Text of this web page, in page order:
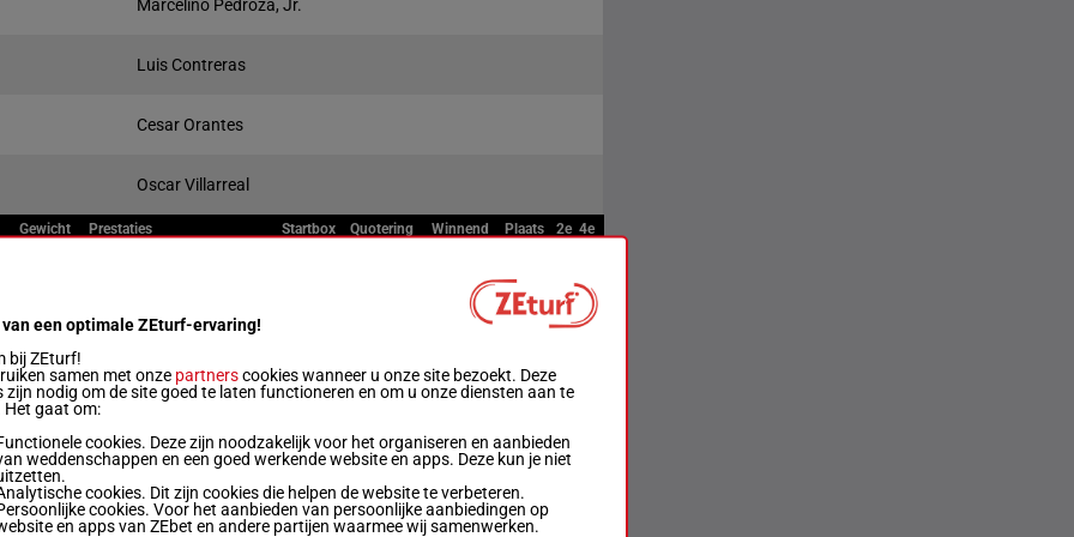
Marcelino Pedroza, Jr.
Luis Contreras
Cesar Orantes
Oscar Villarreal
Gewicht Prestaties Startbox Quotering Winnend Plaats 2e 4e
8p 4p 4p 3p 5p
50.5 kg 6p 3p 1p 1p 5p 2
52.5 kg 10p (24) 6p 2p 5p 2p 3
49 kg 8p 11p 2p 8p 7p 4
een optimale ZEturf-ervaring!
bij ZEturf!
samen met onze partnerscookies wanneer u onze site bezoekt. Deze
zijn nodig om de site goed te laten functioneren en om u onze diensten aan te
Het gaat om:
cookies. Deze zijn noodzakelijk voor het organiseren en aanbieden
weddenschappen en een goed werkende website en apps. Deze kun je niet
cookies. Dit zijn cookies die helpen de website te verbeteren.
cookies. Voor het aanbieden van persoonlijke aanbiedingen op
en apps van ZEbet en andere partijen waarmee wij samenwerken.